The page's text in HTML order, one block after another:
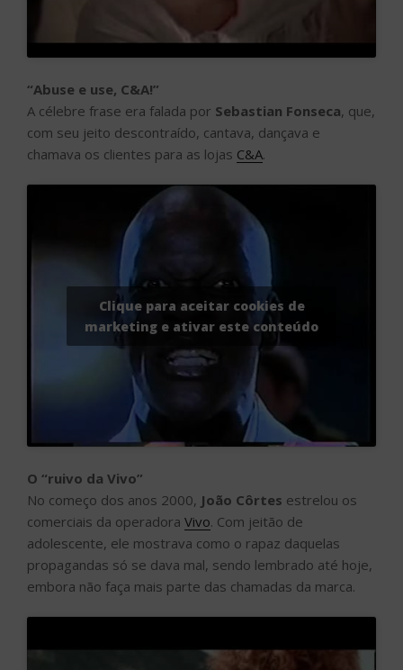
“Abuse e use, C&A!”
A célebre frase era falada por Sebastian Fonseca, que,
com seu jeito descontraído, cantava, dançava e
chamava os clientes para as lojas C&A.
Clique para aceitar cookies de
marketing e ativar este conteúdo
O “ruivo da Vivo”
No começo dos anos 2000, João Côrtes estrelou os
comerciais da operadora Vivo. Com jeitão de
adolescente, ele mostrava como o rapaz daquelas
propagandas só se dava mal, sendo lembrado até hoje,
embora não faça mais parte das chamadas da marca.